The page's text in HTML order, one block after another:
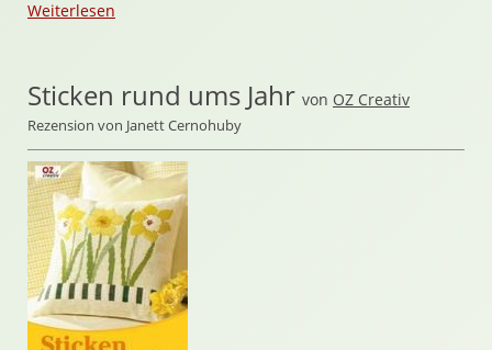
Weiterlesen
Sticken rund ums Jahr von OZ Creativ
Rezension von Janett Cernohuby